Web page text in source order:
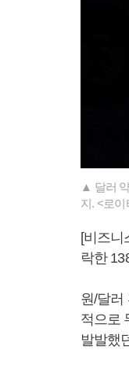
▲ 달러
지. <로
[비즈니
락한
원/달러
적으로
발발했